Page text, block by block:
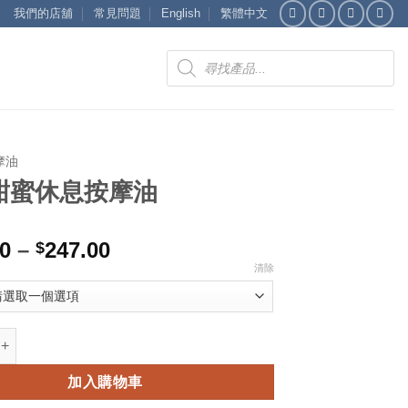
我們的店舖 常見問題 English 繁體中文
Products
search
油
蜜休息按摩油
– $247.00價
圍：
到
$247.00
清除
加入購物車